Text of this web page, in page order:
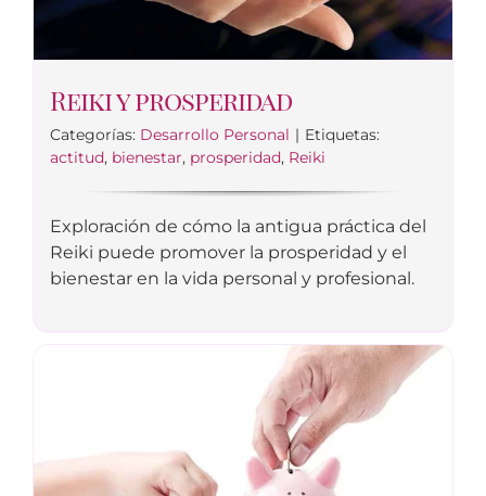
Reiki y prosperidad
Categorías: Desarrollo Personal | Etiquetas:
actitud, bienestar, prosperidad, Reiki
Exploración de cómo la antigua práctica del
Reiki puede promover la prosperidad y el
bienestar en la vida personal y profesional.